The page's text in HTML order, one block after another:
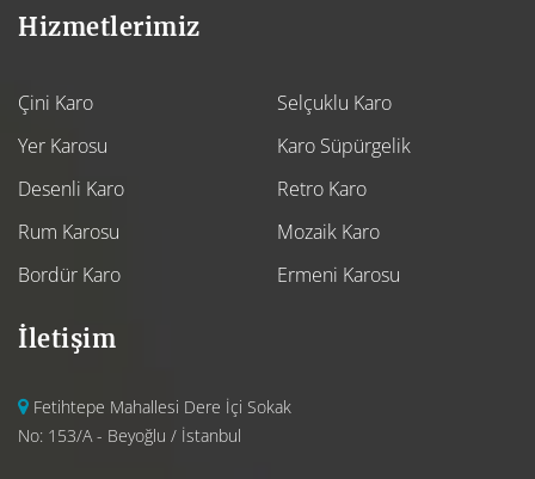
Hizmetlerimiz
Çini Karo
Yer Karosu
Desenli Karo
Rum Karosu
Bordür Karo
Selçuklu Karo
Karo Süpürgelik
Retro Karo
Mozaik Karo
Ermeni Karosu
İletişim
Fetihtepe Mahallesi Dere İçi Sokak
No: 153/A - Beyoğlu / İstanbul